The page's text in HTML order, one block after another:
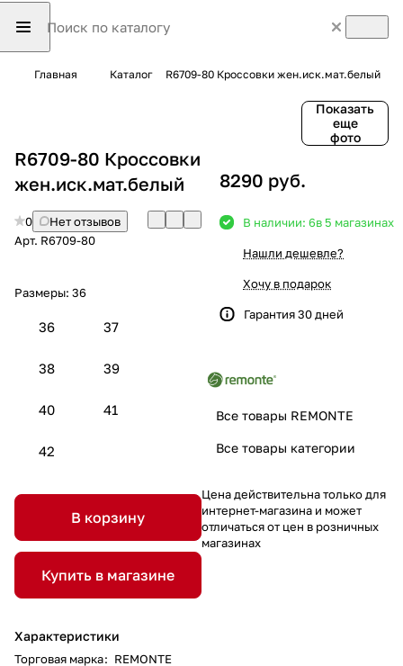
Главная Каталог R6709-80 Кроссовки жен.иск.мат.белый
Показать
еще
фото
R6709-80 Кроссовки
жен.иск.мат.белый
0
Нет отзывов
Арт. R6709-80
Размеры: 36
36 37
38 39
40 41
42
В корзину
Купить в магазине
Характеристики
Торговая марка: REMONTE
8290 руб.
В наличии: 6в 5 магазинах
Нашли дешевле?
Хочу в подарок
Гарантия 30 дней
Все товары REMONTE
Все товары категории
Цена действительна только для
интернет-магазина и может
отличаться от цен в розничных
магазинах